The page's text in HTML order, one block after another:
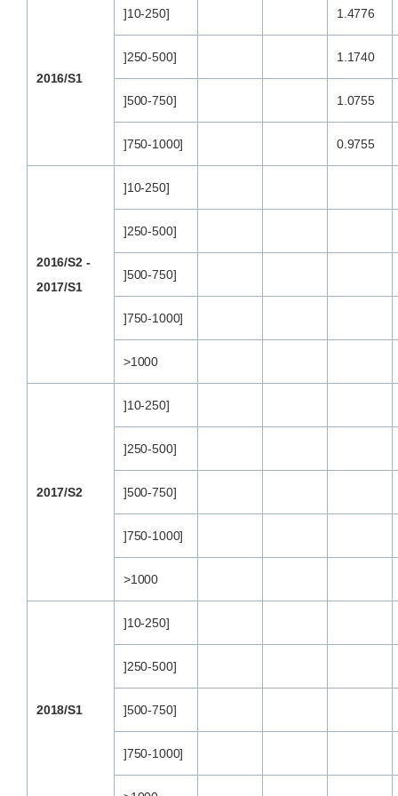
2016/S1
]10-250] 1.4776
]250-500] 1.1740
]500-750] 1.0755
]750-1000] 0.9755
2016/S2 -
2017/S1
]10-250]
]250-500]
]500-750]
]750-1000]
>1000
2017/S2
]10-250]
]250-500]
]500-750]
]750-1000]
>1000
2018/S1
]10-250]
]250-500]
]500-750]
]750-1000]